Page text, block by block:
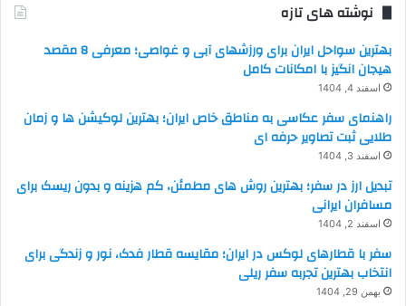
نوشته های تازه
بهترین سواحل ایران برای ورزشهای آبی و غواصی؛ معرفی 8 مقصد
هیجان انگیز با امکانات کامل
اسفند 4, 1404
راهنمای سفر عکاسی به مناطق خاص ایران؛ بهترین لوکیشن ها و زمان
طلایی ثبت تصاویر حرفه ای
اسفند 3, 1404
تبدیل ارز در سفر؛ بهترین روش های مطمئن، کم هزینه و بدون ریسک برای
مسافران ایرانی
اسفند 2, 1404
سفر با قطارهای لوکس در ایران؛ مقایسه قطار فدک، نور و زندگی برای
انتخاب بهترین تجربه سفر ریلی
بهمن 29, 1404